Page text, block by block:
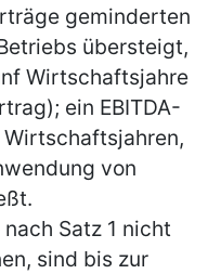
geminderten
übersteigt,
Wirtschaftsjahre
ein EBITDA-
von
Satz 1 nicht
sind bis zur